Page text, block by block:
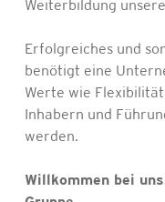
Weiterbildung
Erfolgreiches und
benötigt eine
Werte wie
Inhabern und
werden.
Willkommen bei